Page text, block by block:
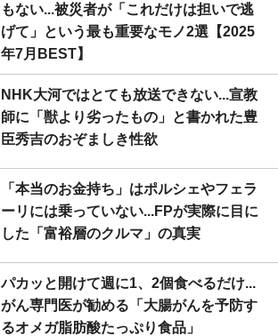
もない...被災者が「これだけは担いで逃
げて」という最も重要なモノ2選【2025
年7月BEST】
NHK大河ではとても放送できない...宣教
師に「獣より劣ったもの」と書かれた豊
臣秀吉のおぞましき性欲
「本当のお金持ち」はポルシェやフェラ
ーリには乗っていない...FPが実際に目に
した「富裕層のクルマ」の真実
パカッと開けて週に1、2個食べるだけ...
がん専門医が勧める「大腸がんを予防す
るオメガ脂肪酸たっぷり食品」